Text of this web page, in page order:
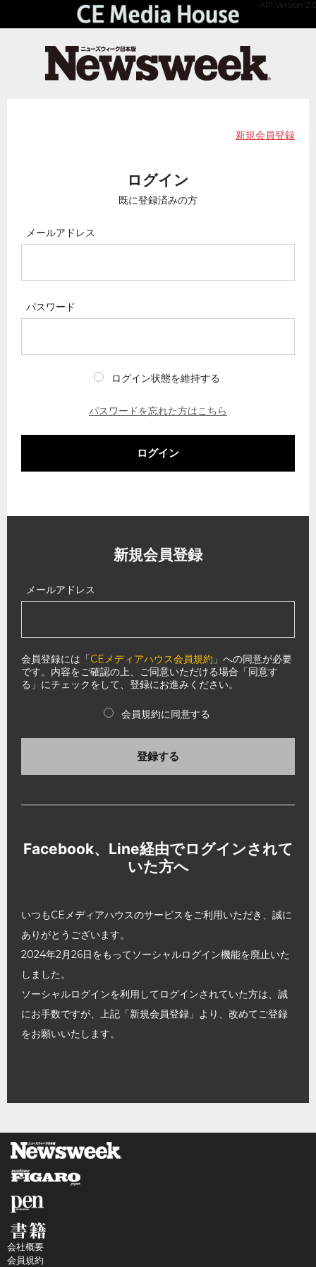
API Version 2.0
新規会員登録
ログイン
既に登録済みの方
メールアドレス
パスワード
ログイン状態を維持する
パスワードを忘れた方はこちら
ログイン
新規会員登録
メールアドレス
会員登録には「CEメディアハウス会員規約 」への同意が必要
です。内容をご確認の上、ご同意いただける場合「同意す
る」にチェックをして、登録にお進みください。
会員規約に同意する
登録する
Facebook、Line経由でログインされて
いた方へ
いつもCEメディアハウスのサービスをご利用いただき、誠に
ありがとうございます。
2024年2月26日をもってソーシャルログイン機能を廃止いた
しました。
ソーシャルログインを利用してログインされていた方は、誠
にお手数ですが、上記「新規会員登録」より、改めてご登録
をお願いいたします。
会社概要
会員規約